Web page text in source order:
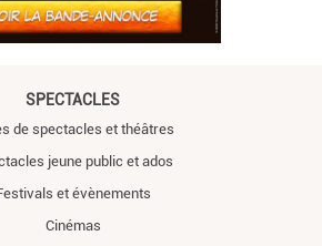
SPECTACLES
de spectacles et théâtres
jeune public et ados
et évènements
Cinémas